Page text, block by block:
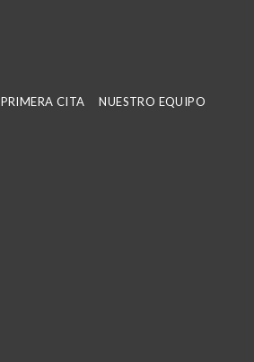
PRIMERA CITA NUESTRO EQUIPO